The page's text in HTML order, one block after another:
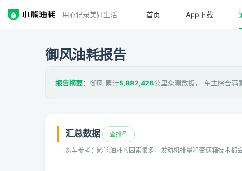
用心记录美好生活 首页 App下载
御风油耗报告
报告摘要： 御风 累计5,882,426公里众测数据， 车主综合满
汇总数据 查排名
购车参考：影响油耗的因素很多，发动机排量和变速箱技术